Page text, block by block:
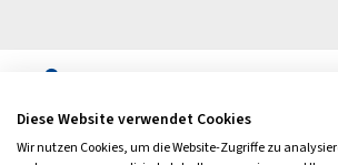
Diese Website verwendet Cookies
Wir nutzen Cookies, um die Website-Zugriffe zu